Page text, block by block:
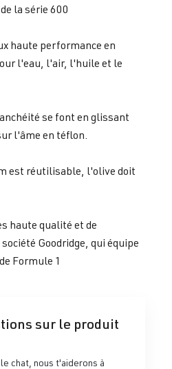
la série 600
haute performance en
l'eau, l'air, l'huile et le
se font en glissant
l'âme en téflon.
est réutilisable, l'olive doit
haute qualité et de
Goodridge, qui équipe
Formule 1
sur le produit
chat, nous t'aiderons à